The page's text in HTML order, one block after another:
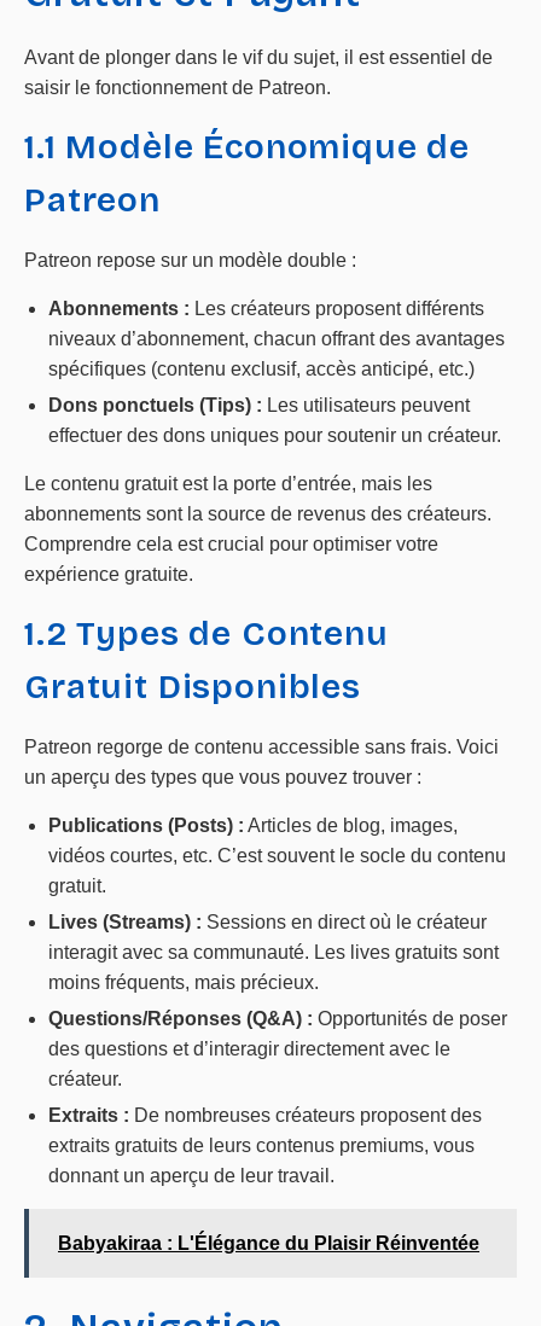
Avant de plonger dans le vif du sujet, il est essentiel de
saisir le fonctionnement de Patreon.
1.1 Modèle Économique de
Patreon
Patreon repose sur un modèle double :
Abonnements : Les créateurs proposent différents
niveaux d’abonnement, chacun offrant des avantages
spécifiques (contenu exclusif, accès anticipé, etc.)
Dons ponctuels (Tips) : Les utilisateurs peuvent
effectuer des dons uniques pour soutenir un créateur.
Le contenu gratuit est la porte d’entrée, mais les
abonnements sont la source de revenus des créateurs.
Comprendre cela est crucial pour optimiser votre
expérience gratuite.
1.2 Types de Contenu
Gratuit Disponibles
Patreon regorge de contenu accessible sans frais. Voici
un aperçu des types que vous pouvez trouver :
Publications (Posts) : Articles de blog, images,
vidéos courtes, etc. C’est souvent le socle du contenu
gratuit.
Lives (Streams) : Sessions en direct où le créateur
interagit avec sa communauté. Les lives gratuits sont
moins fréquents, mais précieux.
Questions/Réponses (Q&A) : Opportunités de poser
des questions et d’interagir directement avec le
créateur.
Extraits : De nombreuses créateurs proposent des
extraits gratuits de leurs contenus premiums, vous
donnant un aperçu de leur travail.
Babyakiraa : L'Élégance du Plaisir Réinventée